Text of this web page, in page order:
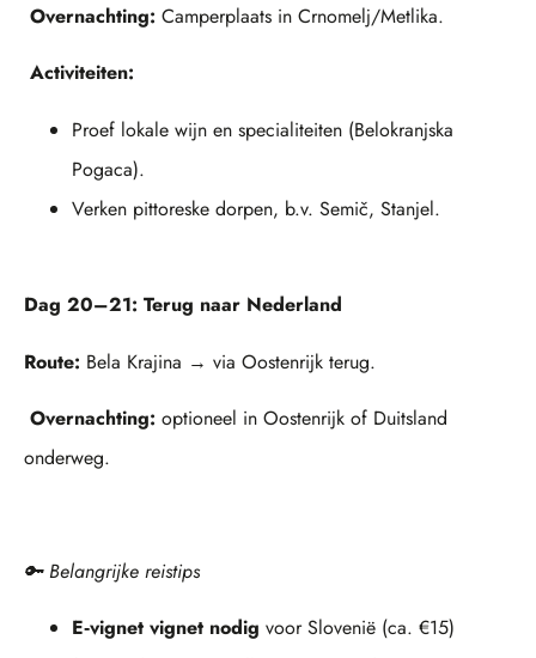
Overnachting: Camperplaats in Crnomelj/Metlika.
Activiteiten:
Proef lokale wijn en specialiteiten (Belokranjska
Pogaca).
Verken pittoreske dorpen, b.v. Semič, Stanjel.
Dag 20–21: Terug naar Nederland
Route: Bela Krajina → via Oostenrijk terug.
Overnachting: optioneel in Oostenrijk of Duitsland
onderweg.
🔑 Belangrijke reistips
E‑vignet vignet nodig voor Slovenië (ca. €15)